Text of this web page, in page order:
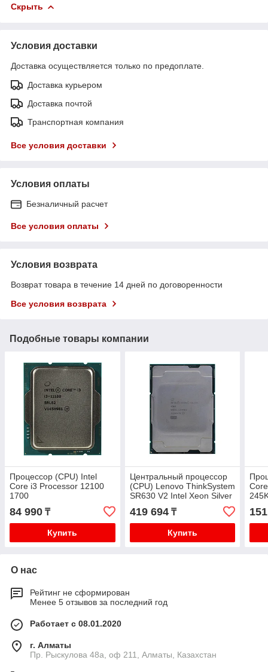
Скрыть
Условия доставки
Доставка осуществляется только по предоплате.
Доставка курьером
Доставка почтой
Транспортная компания
Все условия доставки
Условия оплаты
Безналичный расчет
Все условия оплаты
Условия возврата
Возврат товара в течение 14 дней по договоренности
Все условия возврата
Подобные товары компании
Процессор (CPU) Intel
Core i3 Processor 12100
1700
84 990 ₸
Купить
Центральный процессор
(CPU) Lenovo ThinkSystem
SR630 V2 Intel Xeon Silver
419 694₸
Купить
О нас
Рейтинг не сформирован
Менее 5 отзывов за последний год
Работает с 08.01.2020
г. Алматы
Пр. Рыскулова 48а, оф 211, Алматы, Казахстан